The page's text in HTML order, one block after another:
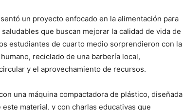
un proyecto enfocado en la alimentación para
que buscan mejorar la calidad de vida de
estudiantes de cuarto medio sorprendieron con la
reciclado de una barbería local,
y el aprovechamiento de recursos.
una máquina compactadora de plástico, diseñada
material, y con charlas educativas que